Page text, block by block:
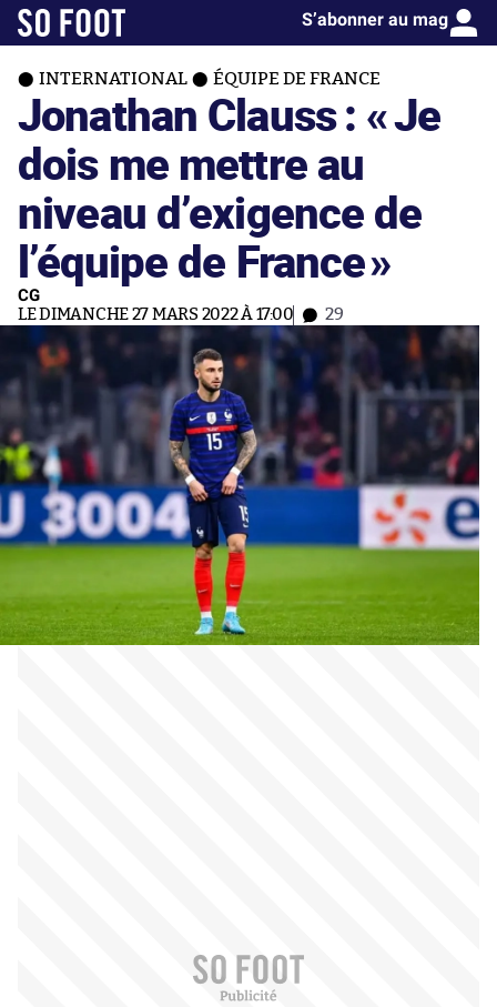
S’abonner au mag
INTERNATIONAL ÉQUIPE DE FRANCE
Jonathan Clauss : «Je
dois me mettre au
niveau d’exigence de
l’équipe de France»
CG
LE DIMANCHE 27 MARS 2022 À 17:00 29